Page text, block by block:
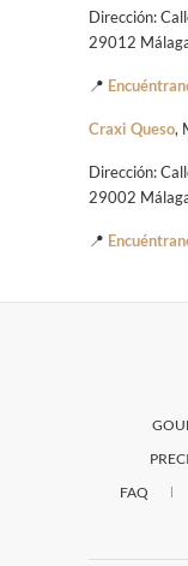
Dirección:
29012
📍
Craxi Queso,
Dirección:
29002
📍
FAQ